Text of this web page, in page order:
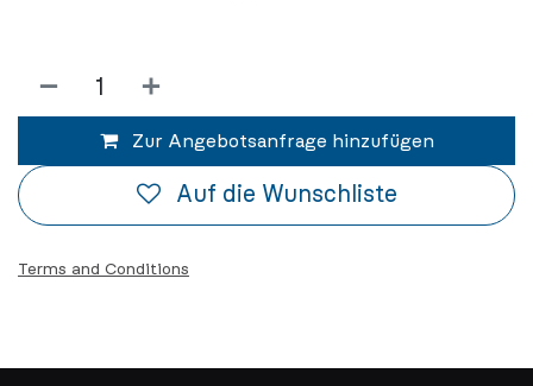
Zur Angebotsanfrage hinzufügen
Auf die Wunschliste
Terms and Conditions